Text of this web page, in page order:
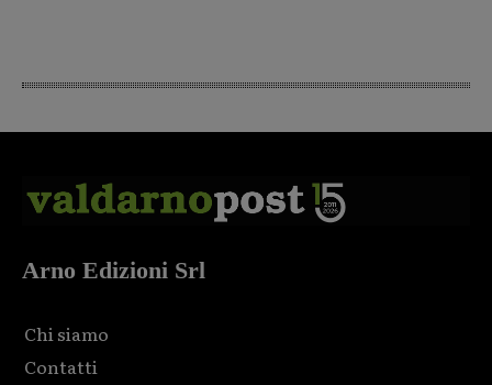
Arno Edizioni Srl
Chi siamo
Contatti